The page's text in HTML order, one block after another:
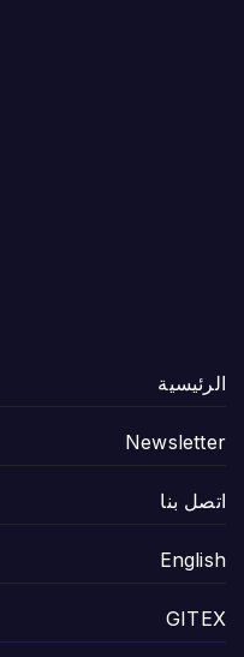
الرئيسية
Newsletter
اتصل بنا
English
GITEX